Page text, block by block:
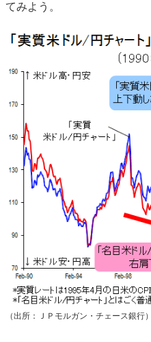
てみよう。
（出所：ＪＰモルガン・チェース銀行）